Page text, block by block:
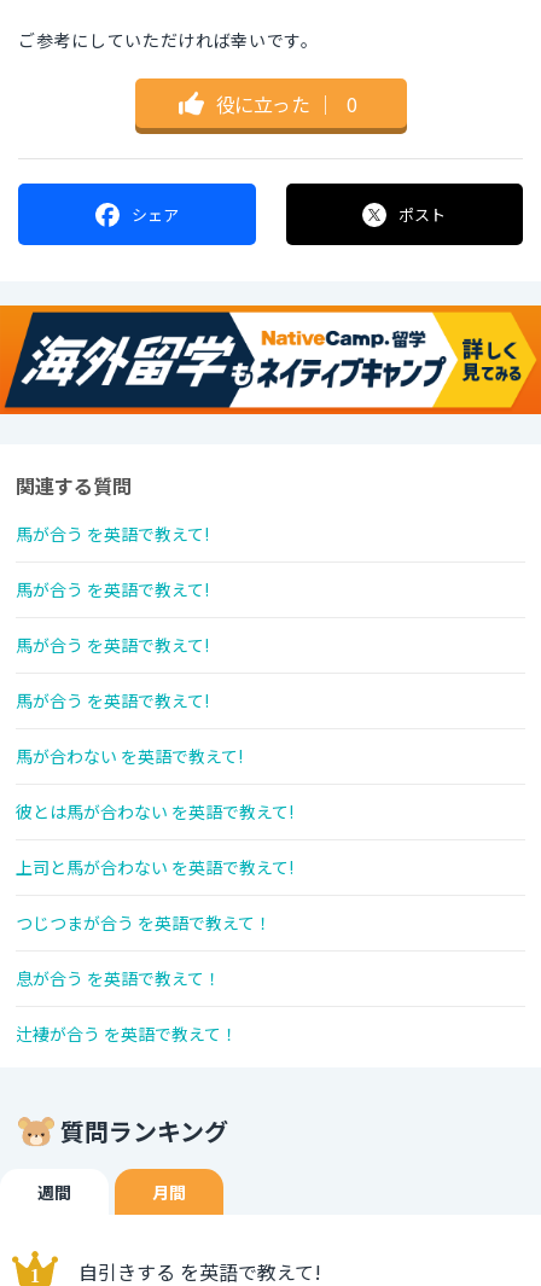
ご参考にしていただければ幸いです。
役に立った ｜ 0
シェア ポスト
関連する質問
馬が合う を英語で教えて!
馬が合う を英語で教えて!
馬が合う を英語で教えて!
馬が合う を英語で教えて!
馬が合わない を英語で教えて!
彼とは馬が合わない を英語で教えて!
上司と馬が合わない を英語で教えて!
つじつまが合う を英語で教えて！
息が合う を英語で教えて！
辻褄が合う を英語で教えて！
質問ランキング
週間 月間
自引きする を英語で教えて!